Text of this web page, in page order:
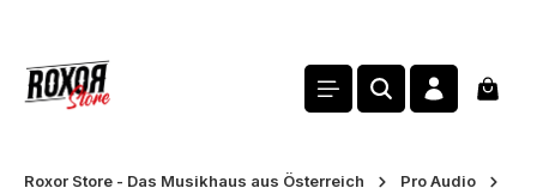
Roxor Store - Das Musikhaus aus Österreich
Pro Audio